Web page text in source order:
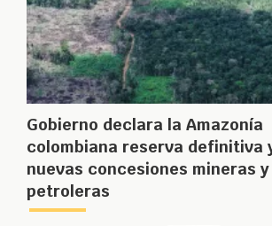
Gobierno declara la Amazonía
colombiana reserva definitiva
nuevas concesiones mineras y
petroleras